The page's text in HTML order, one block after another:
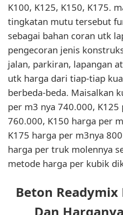
K100, K125, K150, K175.
tingkatan mutu tersebut
sebagai bahan coran utk
pengecoran jenis
jalan, parkiran, lapangan
utk harga dari tiap-tiap
berbeda-beda. Maisalkan
per m3 nya 740.000, K125
760.000, K150 harga per
K175 harga per m3nya
harga per truk molennya
metode harga per kubik
Beton Readymix